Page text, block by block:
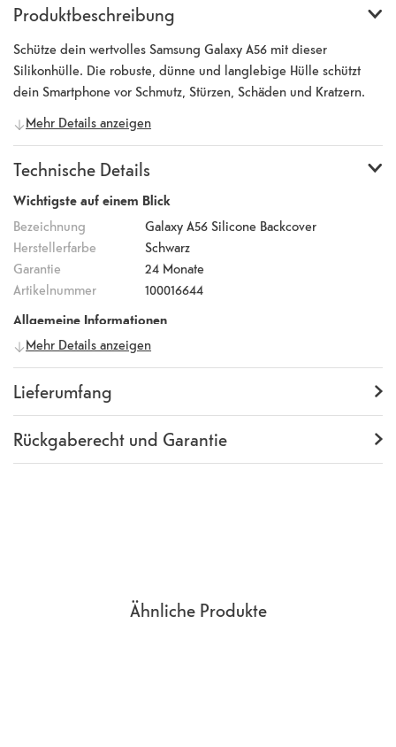
Produktbeschreibung
Schütze dein wertvolles Samsung Galaxy A56 mit dieser
Silikonhülle. Die robuste, dünne und langlebige Hülle schützt
dein Smartphone vor Schmutz, Stürzen, Schäden und Kratzern.
Die Silikonhülle fühlt sich äusserst angenehm an, was die
Sicherheit deines Smartphones und einen hohen Bedienkomfort
ist, sorgt für eine lange Lebensdauer und einen festen Halt. Die
Oberfläche verbessert die Griffigkeit und reduziert
Fingerabdrücke. Erhöhte Kanten um die Kamera und das Display
verhindern Kratzer. Die Kamera und alle Tasten und Anschlüsse
können weiterhin verwendet werden.
Mehr Details anzeigen
Technische Details
Wichtigste auf einem Blick
Bezeichnung
Galaxy A56 Silicone Backcover
Herstellerfarbe
Schwarz
Garantie
24 Monate
Artikelnummer
100016644
Allgemeine Informationen
Hersteller
itStyle
Herstellernummer
Y0SM021CR01
Mehr Details anzeigen
Lieferumfang
Lieferumfang Backcover
Rückgaberecht und Garantie
Garantie
24 Monate
Ähnliche Produkte